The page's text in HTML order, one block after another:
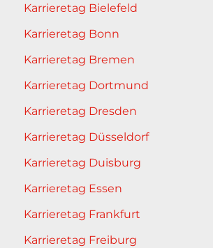
Karrieretag Bielefeld
Karrieretag Bonn
Karrieretag Bremen
Karrieretag Dortmund
Karrieretag Dresden
Karrieretag Düsseldorf
Karrieretag Duisburg
Karrieretag Essen
Karrieretag Frankfurt
Karrieretag Freiburg